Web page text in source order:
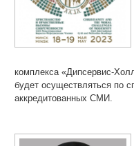
комплекса «Дипсервис-
будет осуществляться по
аккредитованных СМИ.